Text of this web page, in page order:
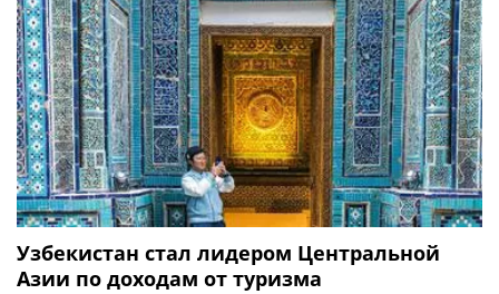
Узбекистан стал лидером Центральной
Азии по доходам от туризма